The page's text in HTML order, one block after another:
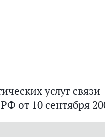
услуг связи
от 10 сентября